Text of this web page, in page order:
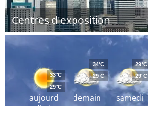
Centres d'exposition
aujourd
´hui
33°C
29°C
demain
34°C
29°C
samedi
29°C
29°C